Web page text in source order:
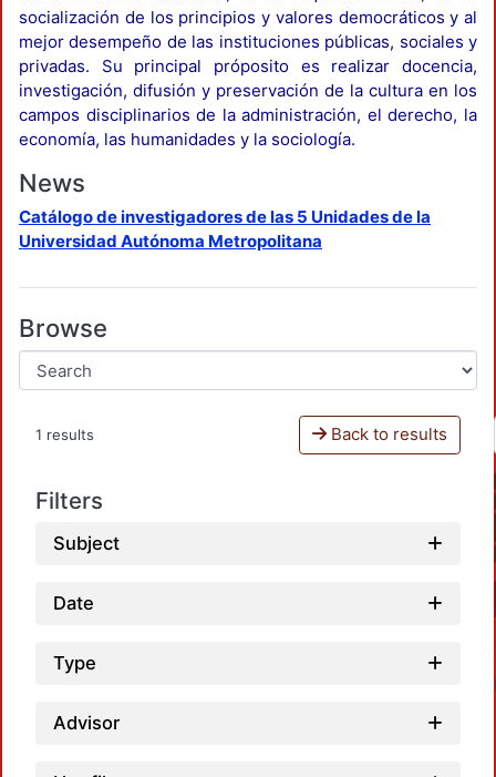
socialización de los principios y valores democráticos y al
mejor desempeño de las instituciones públicas, sociales y
privadas. Su principal próposito es realizar docencia,
investigación, difusión y preservación de la cultura en los
campos disciplinarios de la administración, el derecho, la
economía, las humanidades y la sociología.
News
Catálogo de investigadores de las 5 Unidades de la
Universidad Autónoma Metropolitana
Browse
1 results Back to results
Filters
Subject
Date
Type
Advisor